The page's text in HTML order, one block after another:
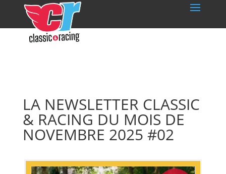
LA NEWSLETTER CLASSIC
& RACING DU MOIS DE
NOVEMBRE 2025 #02